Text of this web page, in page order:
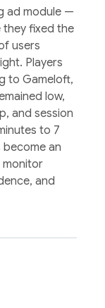
ad module —
they fixed the
users
Players
to Gameloft,
low,
and session
to 7
become an
monitor
and